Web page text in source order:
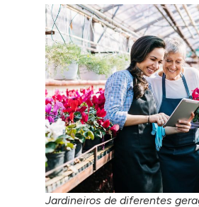
Jardineiros de diferentes